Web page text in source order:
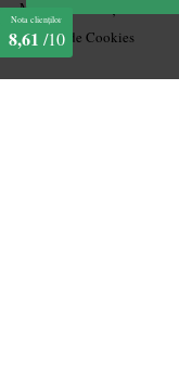
Mărturiile clienților
Politica de Cookies
Nota clienților
8,61 /10